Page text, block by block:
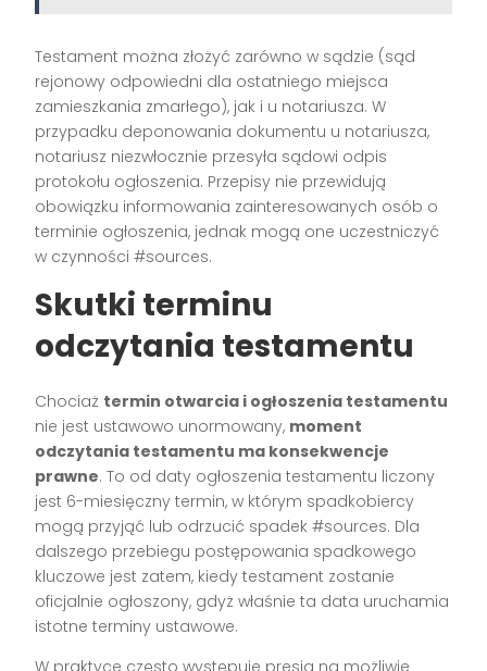
Testament można złożyć zarówno w sądzie (sąd
rejonowy odpowiedni dla ostatniego miejsca
zamieszkania zmarłego), jak i u notariusza. W
przypadku deponowania dokumentu u notariusza,
notariusz niezwłocznie przesyła sądowi odpis
protokołu ogłoszenia. Przepisy nie przewidują
obowiązku informowania zainteresowanych osób o
terminie ogłoszenia, jednak mogą one uczestniczyć
w czynności #sources.
Skutki terminu
odczytania testamentu
Chociaż termin otwarcia i ogłoszenia testamentu
nie jest ustawowo unormowany, moment
odczytania testamentu ma konsekwencje
prawne. To od daty ogłoszenia testamentu liczony
jest 6-miesięczny termin, w którym spadkobiercy
mogą przyjąć lub odrzucić spadek #sources. Dla
dalszego przebiegu postępowania spadkowego
kluczowe jest zatem, kiedy testament zostanie
oficjalnie ogłoszony, gdyż właśnie ta data uruchamia
istotne terminy ustawowe.